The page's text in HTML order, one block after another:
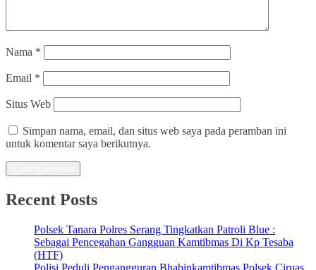
Nama *
Email *
Situs Web
Simpan nama, email, dan situs web saya pada peramban ini
untuk komentar saya berikutnya.
Recent Posts
Polsek Tanara Polres Serang Tingkatkan Patroli Blue :
Sebagai Pencegahan Gangguan Kamtibmas Di Kp Tesaba
(HTF)